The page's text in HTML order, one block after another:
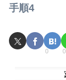
手順4
0 0